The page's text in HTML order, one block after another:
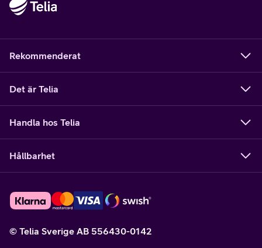
Rekommenderat
Det är Telia
Handla hos Telia
Hållbarhet
© Telia Sverige AB 556430-0142